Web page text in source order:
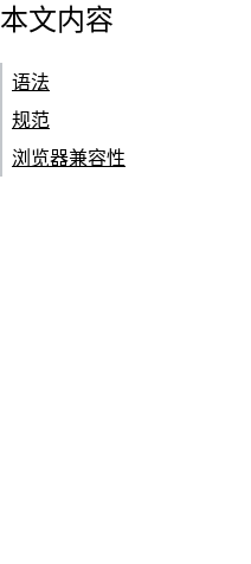
本文内容
语法
规范
浏览器兼容性